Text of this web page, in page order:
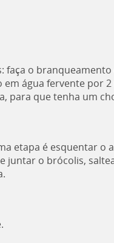
faça o
em água fervente por
para que tenha um
etapa é esquentar o
juntar o brócolis,